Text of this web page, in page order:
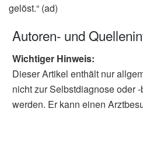
gelöst.“ (ad)
Autoren- und
Wichtiger Hinweis:
Dieser Artikel enthält nur
nicht zur Selbstdiagnose oder
werden. Er kann einen